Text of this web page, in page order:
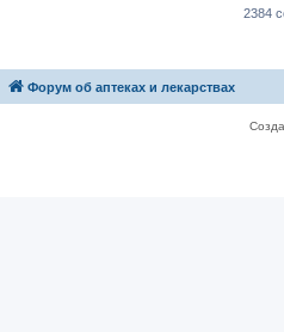
2384
Форум об аптеках и лекарствах